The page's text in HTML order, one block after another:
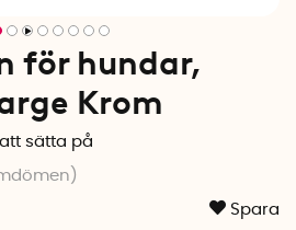
för hundar,
Krom
att sätta på
)
Spara